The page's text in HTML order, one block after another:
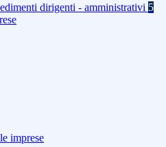
dirigenti - amministrativi 5
imprese